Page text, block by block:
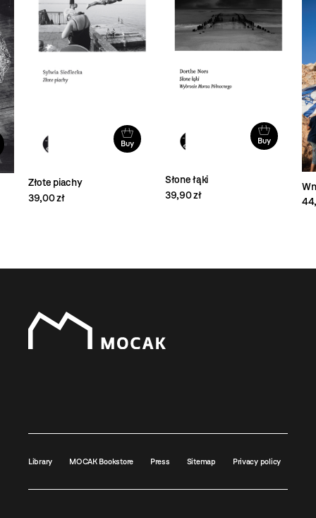
Buy
Złote piachy
39,00 zł
Buy
Słone łąki
39,90 zł
Library MOCAK Bookstore Press Sitemap Privacy policy